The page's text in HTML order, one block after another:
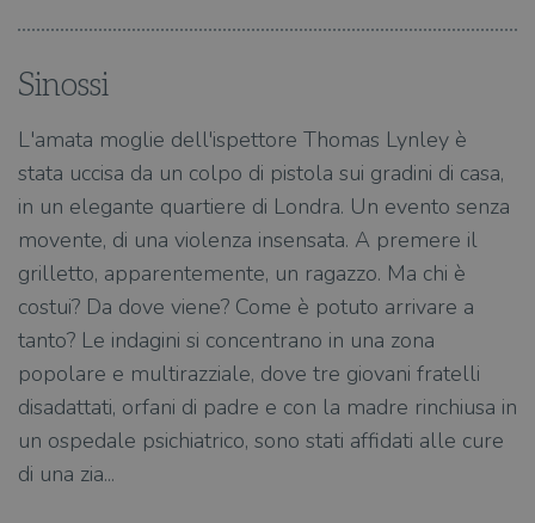
Sinossi
L'amata moglie dell'ispettore Thomas Lynley è
stata uccisa da un colpo di pistola sui gradini di casa,
in un elegante quartiere di Londra. Un evento senza
movente, di una violenza insensata. A premere il
grilletto, apparentemente, un ragazzo. Ma chi è
costui? Da dove viene? Come è potuto arrivare a
tanto? Le indagini si concentrano in una zona
popolare e multirazziale, dove tre giovani fratelli
disadattati, orfani di padre e con la madre rinchiusa in
un ospedale psichiatrico, sono stati affidati alle cure
di una zia...